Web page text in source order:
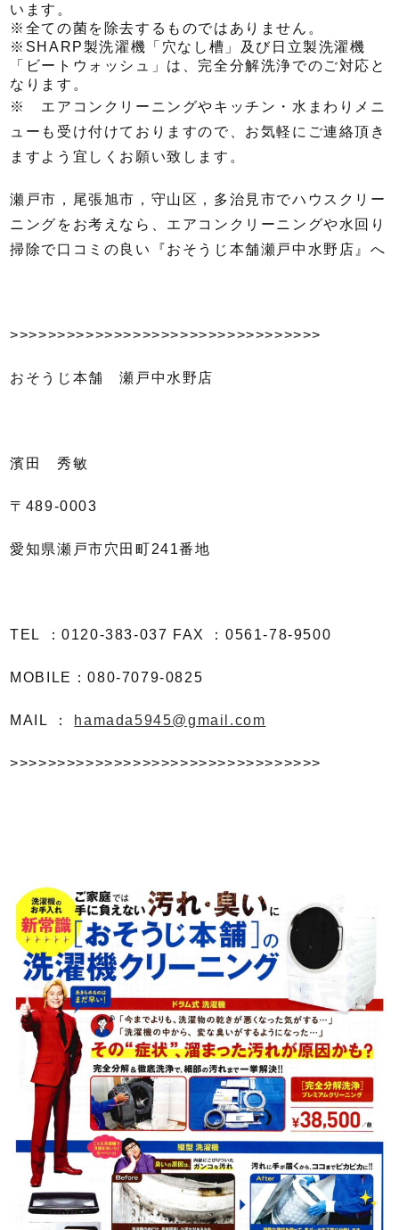
います。
※全ての菌を除去するものではありません。
※SHARP製洗濯機「穴なし槽」及び日立製洗濯機
「ビートウォッシュ」は、完全分解洗浄でのご対応と
なります。
※ エアコンクリーニングやキッチン・水まわりメニ
ューも受け付けておりますので、お気軽にご連絡頂き
ますよう宜しくお願い致します。
瀬戸市，尾張旭市，守山区，多治見市でハウスクリー
ニングをお考えなら、エアコンクリーニングや水回り
掃除で口コミの良い『おそうじ本舗瀬戸中水野店』へ
>>>>>>>>>>>>>>>>>>>>>>>>>>>>>>>>>
おそうじ本舗 瀬戸中水野店
濱田 秀敏
〒 489-0003
愛知県瀬戸市穴田町241番地
TEL ：0120-383-037 FAX ：0561-78-9500
MOBILE ：080-7079-0825
MAIL ： hamada5945@gmail.com
>>>>>>>>>>>>>>>>>>>>>>>>>>>>>>>>>